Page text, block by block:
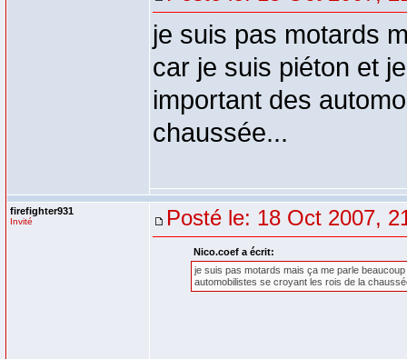
je suis pas motards
car je suis piéton et
important des
chaussée...
firefighter931
Invité Posté le: 18 Oct 2007,
Nico.coef a écrit:
je suis pas motards mais ça me parle
automobilistes se croyant les rois de la